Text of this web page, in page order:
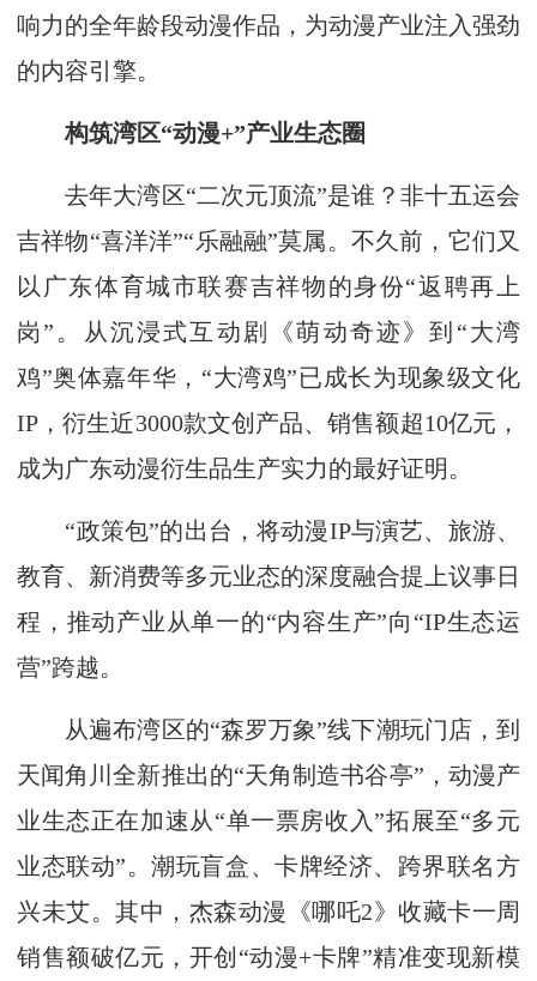
响力的全年龄段动漫作品，为动漫产业注入强劲
的内容引擎。
构筑湾区“动漫+”产业生态圈
去年大湾区“二次元顶流”是谁？非十五运会
吉祥物“喜洋洋”“乐融融”莫属。不久前，它们又
以广东体育城市联赛吉祥物的身份“返聘再上
岗”。从沉浸式互动剧《萌动奇迹》到“大湾
鸡”奥体嘉年华，“大湾鸡”已成长为现象级文化
IP，衍生近3000款文创产品、销售额超10亿元，
成为广东动漫衍生品生产实力的最好证明。
“政策包”的出台，将动漫IP与演艺、旅游、
教育、新消费等多元业态的深度融合提上议事日
程，推动产业从单一的“内容生产”向“IP生态运
营”跨越。
从遍布湾区的“森罗万象”线下潮玩门店，到
天闻角川全新推出的“天角制造书谷亭”，动漫产
业生态正在加速从“单一票房收入”拓展至“多元
业态联动”。潮玩盲盒、卡牌经济、跨界联名方
兴未艾。其中，杰森动漫《哪吒2》收藏卡一周
销售额破亿元，开创“动漫+卡牌”精准变现新模